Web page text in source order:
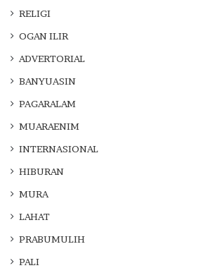
RELIGI
OGAN ILIR
ADVERTORIAL
BANYUASIN
PAGARALAM
MUARAENIM
INTERNASIONAL
HIBURAN
MURA
LAHAT
PRABUMULIH
PALI